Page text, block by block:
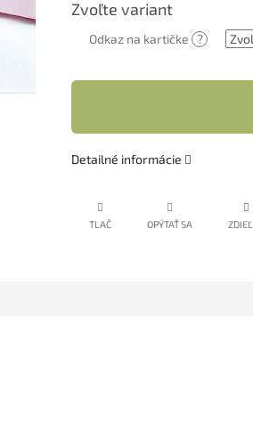
cena:
Zvoľte variant
Odkaz na kartičke ?
Detailné informácie
TLAČ OPÝTAŤ SA